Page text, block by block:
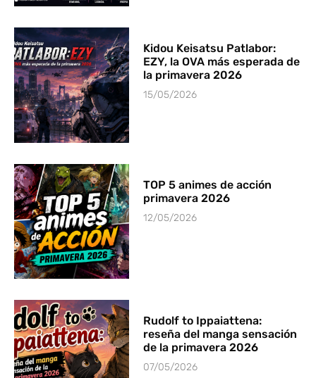
Kidou Keisatsu Patlabor:
EZY, la OVA más esperada de
la primavera 2026
15/05/2026
TOP 5 animes de acción
primavera 2026
12/05/2026
Rudolf to Ippaiattena:
reseña del manga sensación
de la primavera 2026
07/05/2026